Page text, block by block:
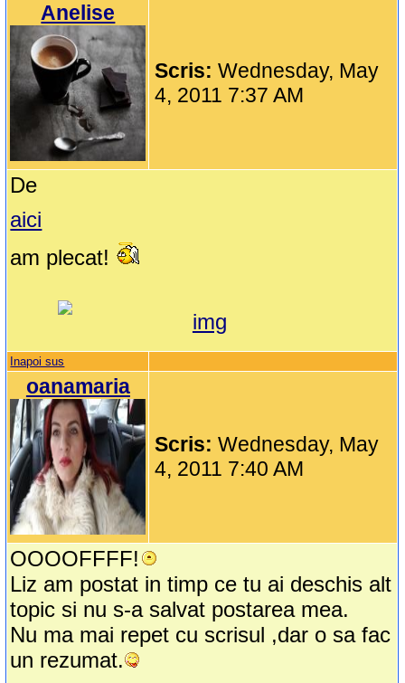
Anelise
Scris:Wednesday, May
4, 2011 7:37 AM
De
aici
am plecat!
Inapoi sus
oanamaria
Scris:Wednesday, May
4, 2011 7:40 AM
OOOOFFFF!
Liz am postat in timp ce tu ai deschis alt
topic si nu s-a salvat postarea mea.
Nu ma mai repet cu scrisul ,dar o sa fac
un rezumat.